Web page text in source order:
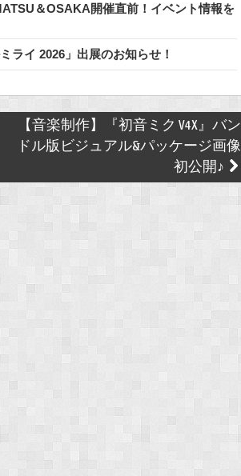
＆OSAKA開催直前！イベント情報を
ライ 2026」出展のお知らせ！
【音楽制作】『初音ミク V4X』バン
ドル版ビジュアル&パッケージ画像
初公開♪